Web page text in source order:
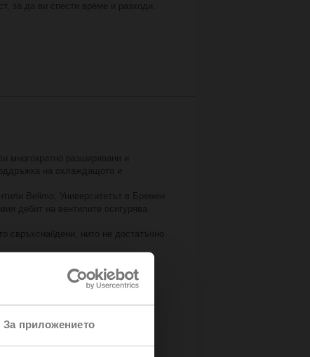
За приложението
за да ви спести време и разходи.
многократно разширявани и
на охлаждащото и
Belimo, Университетът в Бремен
дебит на вентилите осигурява
свръхснабдени, нито не достатъчно
което досега не е било
и фактуриране на енергията,